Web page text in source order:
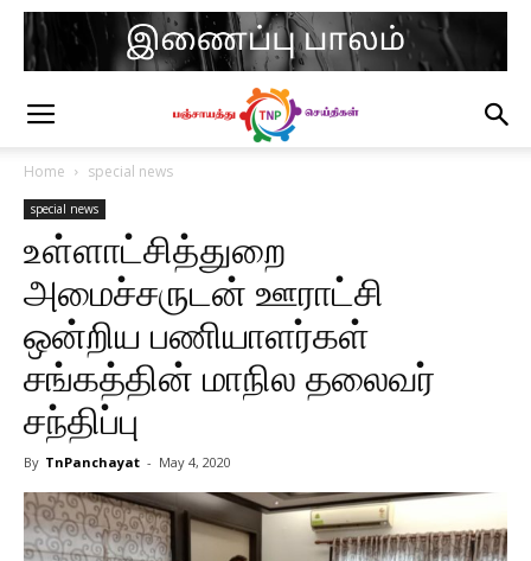
Home special news
special news
உள்ளாட்சித்துறை
அமைச்சருடன் ஊராட்சி
ஒன்றிய பணியாளர்கள்
சங்கத்தின் மாநில தலைவர்
சந்திப்பு
By TnPanchayat - May 4, 2020